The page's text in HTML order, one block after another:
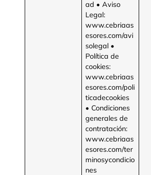
ad • Aviso
Legal:
www.cebriaas
esores.com/avi
solegal •
Política de
cookies:
www.cebriaas
esores.com/poli
ticadecookies
• Condiciones
generales de
contratación:
www.cebriaas
esores.com/ter
minosycondicio
nes